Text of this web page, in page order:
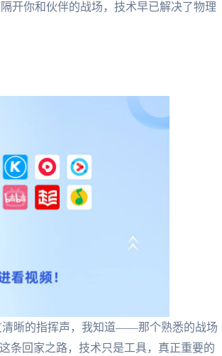
开你和伙伴的战场，技术早已解决了物理
清晰的指挥声，我知道——那个熟悉的战场
条回家之路，技术只是工具，真正重要的